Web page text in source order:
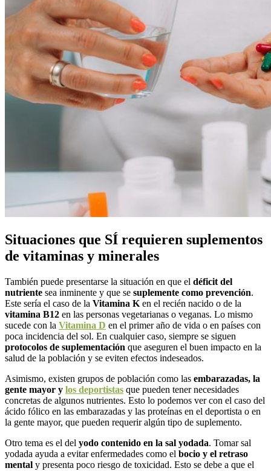
Situaciones que SÍ requieren suplementos
de vitaminas y minerales
También puede presentarse la situación en que el déficit del
nutriente sea inminente y que se suplemente como prevención.
Este sería el caso de la Vitamina K en el recién nacido o de la
vitamina B12 en las personas vegetarianas o veganas. Lo mismo
sucede con la Vitamina D en el primer año de vida o en países con
poca incidencia del sol. En cualquier caso, siempre se siguen
protocolos de suplementación que aseguren el buen impacto en la
salud de la población y se eviten efectos indeseados.
Asimismo, existen grupos de población como las embarazadas, la
gente mayor y los deportistas que pueden tener necesidades
concretas de algunos nutrientes. Esto lo podemos ver con el caso del
ácido fólico en las embarazadas y las proteínas en el deportista o en
la gente mayor, que pueden requerir algún tipo de suplemento.
Otro tema es el del yodo contenido en la sal yodada. Tomar sal
yodada ayuda a evitar enfermedades como el bocio y el retraso
mental y presenta poco riesgo de toxicidad. Esto se debe a que el